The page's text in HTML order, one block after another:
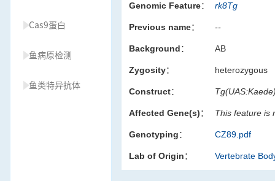
Cas9蛋白
鱼病原检测
鱼类特异抗体
Genomic Feature： rk8Tg
Previous name： --
Background： AB
Zygosity： heterozygous
Construct：
Affected Gene(s)： This feature is
Genotyping： CZ89.pdf
Lab of Origin： Vertebrate